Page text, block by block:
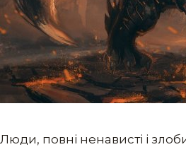
Люди, повні ненависті і